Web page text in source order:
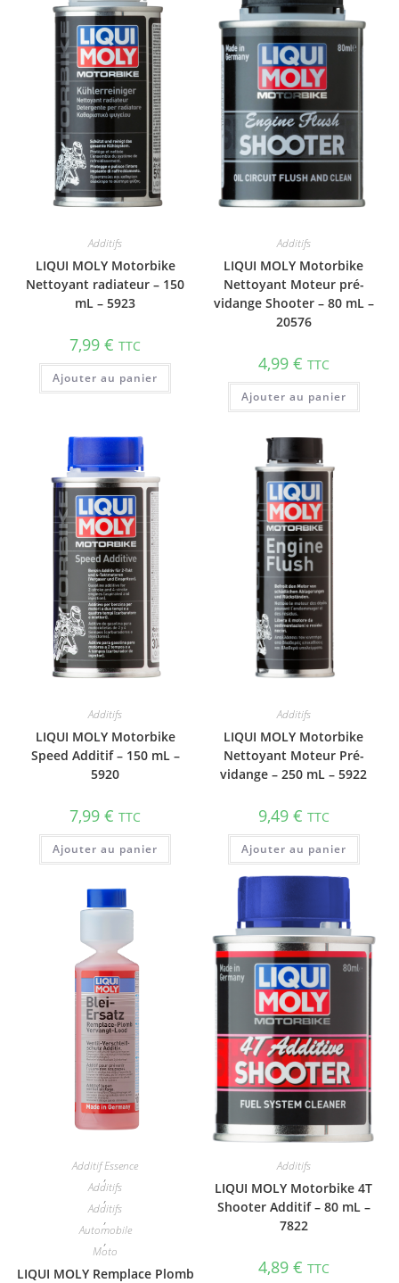
Additifs
LIQUI MOLY Motorbike
Nettoyant radiateur – 150
mL – 5923
7,99€ TTC
Ajouter au panier
Additifs
LIQUI MOLY Motorbike
Nettoyant Moteur pré-
vidange Shooter – 80 mL –
20576
4,99 € TTC
Ajouter au panier
Additifs
LIQUI MOLY Motorbike
Speed Additif – 150 mL –
5920
7,99€ TTC
Ajouter au panier
Additifs
LIQUI MOLY Motorbike
Nettoyant Moteur Pré-
vidange – 250 mL – 5922
9,49 € TTC
Ajouter au panier
Additif Essence
,
Additifs
,
Additifs
,
Automobile
,
Moto
LIQUI MOLY Remplace Plomb
Additifs
LIQUI MOLY Motorbike 4T
Shooter Additif – 80 mL –
7822
4,89 € TTC